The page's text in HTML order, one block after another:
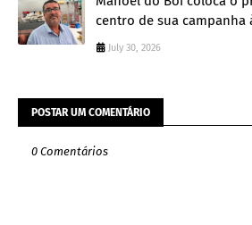
centro de sua campanha
July 30, 2026
POSTAR UM COMENTÁRIO
0 Comentários